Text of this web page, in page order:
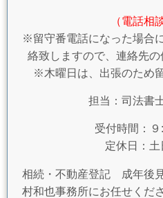
（電話相
※留守番電話になった場合
絡致しますので、連絡先の
※木曜日は、出張のため
担当：司法書
受付時間：
定休日：土
相続・不動産登記 成年後
村和也事務所にお任せくだ